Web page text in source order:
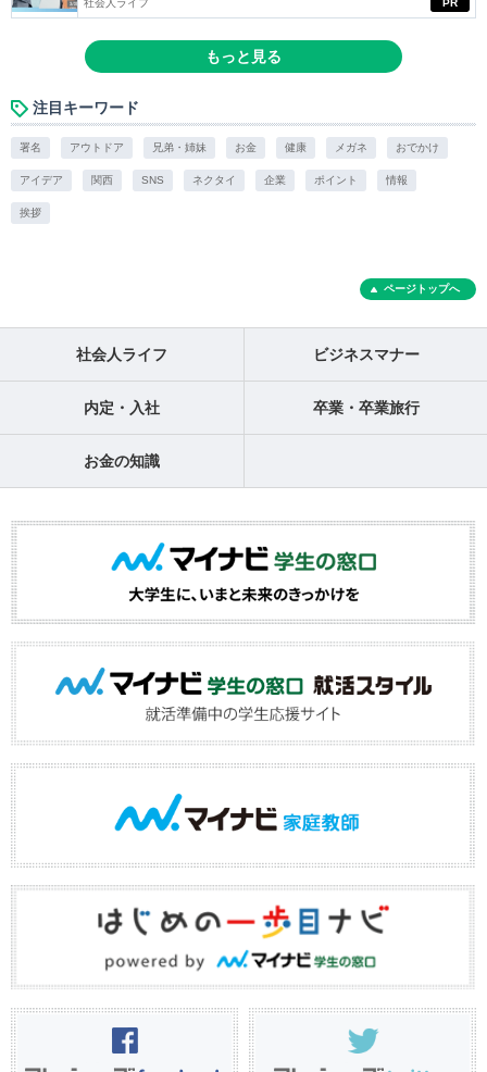
PR
社会人ライフ
もっと見る
注目キーワード
署名 アウトドア 兄弟・姉妹 お金 健康 メガネ おでかけ
アイデア 関西 SNS ネクタイ 企業 ポイント 情報
挨拶
ページトップへ
社会人ライフ ビジネスマナー
内定・入社 卒業・卒業旅行
お金の知識